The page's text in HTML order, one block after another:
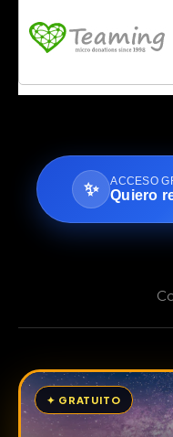
✨ ACCESO
Quiero
✦ GRATUITO